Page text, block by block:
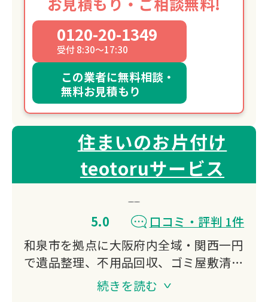
0120-20-1349
受付 8:30～17:30
この業者に無料相談・
無料お見積もり
住まいのお片付け
teotoruサービス
5.0
口コミ・評判 1件
和泉市を拠点に大阪府内全域・関西一円
で遺品整理、不用品回収、ゴミ屋敷清
掃、残置物撤去に対応。
事前の準備や立会い不要で丸投げOK、
続きを読む